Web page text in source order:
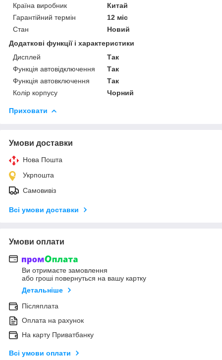
Країна виробник
Китай
Гарантійний термін
12 міс
Стан
Новий
Додаткові функції і характеристики
Дисплей
Так
Функція автовідключення
Так
Функція автовключення
Так
Колір корпусу
Чорний
Приховати
Умови доставки
Нова Пошта
Укрпошта
Самовивіз
Всі умови доставки
Умови оплати
Ви отримаєте замовлення
або гроші повернуться на вашу картку
Детальніше
Післяплата
Оплата на рахунок
На карту Приватбанку
Всі умови оплати